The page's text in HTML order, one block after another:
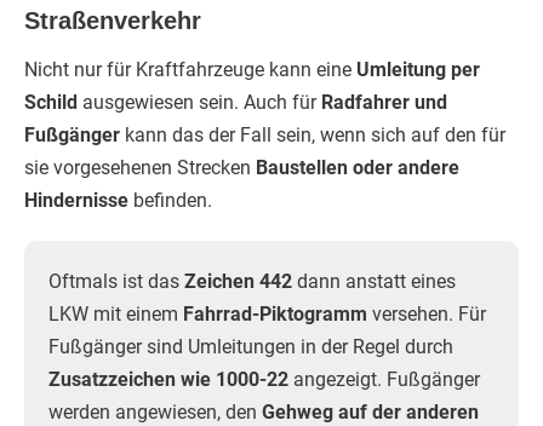
Straßenverkehr
Nicht nur für Kraftfahrzeuge kann eine Umleitung per
Schild ausgewiesen sein. Auch für Radfahrer und
Fußgänger kann das der Fall sein, wenn sich auf den für
sie vorgesehenen Strecken Baustellen oder andere
Hindernisse befinden.
Oftmals ist das Zeichen 442 dann anstatt eines
LKW mit einem Fahrrad-Piktogramm versehen. Für
Fußgänger sind Umleitungen in der Regel durch
Zusatzzeichen wie 1000-22 angezeigt. Fußgänger
werden angewiesen, den Gehweg auf der anderen